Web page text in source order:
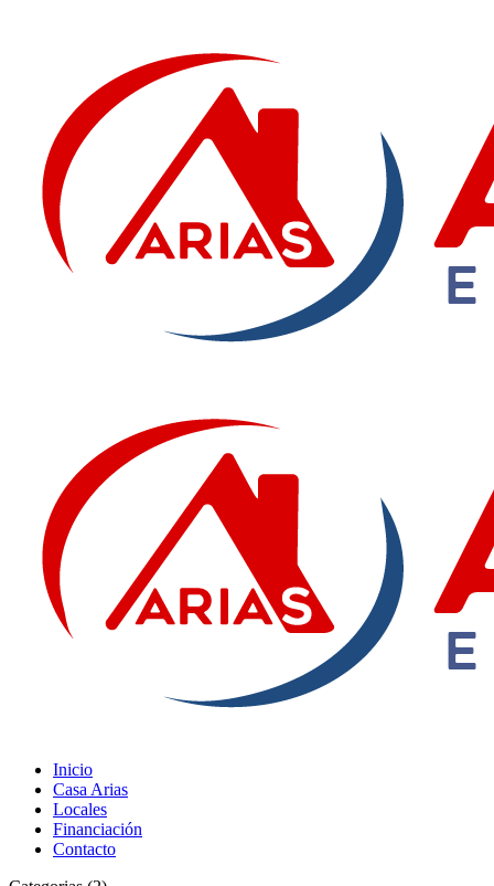
Inicio
Casa Arias
Locales
Financiación
Contacto